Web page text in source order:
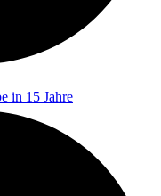
in 15 Jahre